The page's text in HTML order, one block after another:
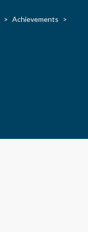
> Achievements
>